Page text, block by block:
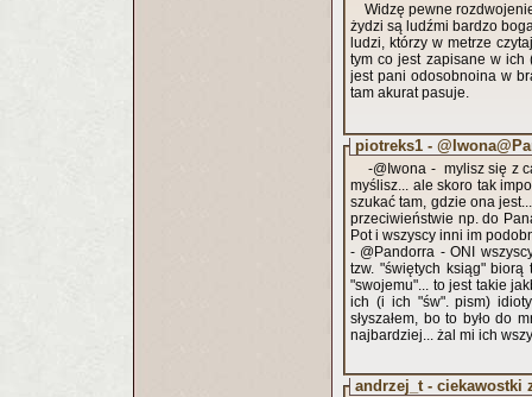
Widzę pewne
żydzi są ludźmi bardzo
ludzi, którzy w metrze
tym co jest zapisane w ich
jest pani odosobnoina w
tam akurat pasuje.
piotreks1 -
-@Iwona - mylisz się z
myślisz... ale skoro tak
szukać tam, gdzie ona
przeciwieństwie np. do
Pot i wszyscy inni im
- @Pandorra - ONI
tzw. "świętych ksiąg"
"swojemu"... to jest takie
ich (i ich "św". pism)
słyszałem, bo to było do
najbardziej... żal mi ich
andrzej_t - ciekawostki